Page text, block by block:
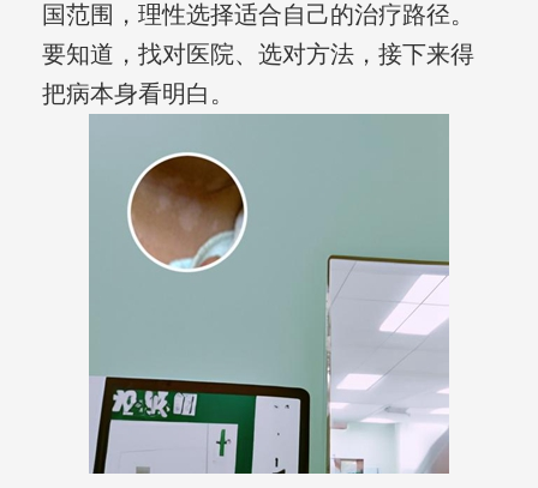
国范围，理性选择适合自己的治疗路径。
要知道，找对医院、选对方法，接下来得
把病本身看明白。